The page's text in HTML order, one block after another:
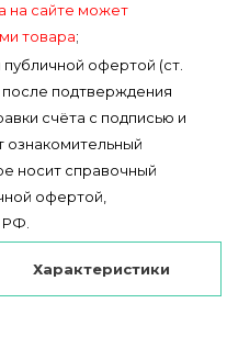
на сайте может
товара;
офертой (ст.
после подтверждения
счёта с подписью и
ознакомительный
носит справочный
офертой,
РФ.
Характеристики